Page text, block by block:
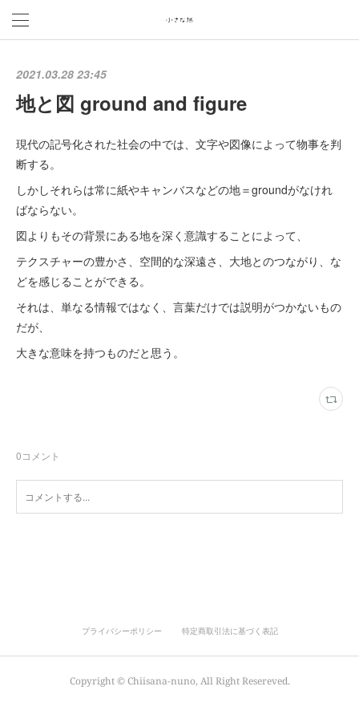
2021.03.28 23:45
地と図 ground and figure
現代の記号化された社会の中では、文字や図像によって物事を判
断する。
しかしそれらは常に紙やキャンバスなどの地＝groundがなけれ
ばならない。
図よりもその背景にある地を深く意識することによって、
テクスチャーの豊かさ、空間的な深遠さ、大地とのつながり、な
どを感じることができる。
それは、単なる情報ではなく、言葉だけでは説明がつかないもの
だが、
大きな意味を持つものだと思う。
0コメント
プライバシーポリシー 特定商取引法に基づく表記
Copyright ©︎ Chiisana-nuno, All Right Resereved.